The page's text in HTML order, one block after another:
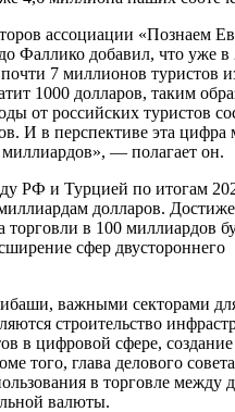
ассоциации «Познаем
Фаллико добавил, что уже в
7 миллионов туристов
1000 долларов, таким
от российских туристов
И в перспективе эта цифра
миллиардов», — полагает он.
РФ и Турцией по итогам
долларов.
торговли в 100 миллиардов
сфер двустороннего
важными секторами
строительство
в цифровой сфере,
того, глава делового
в торговле между
валюты.